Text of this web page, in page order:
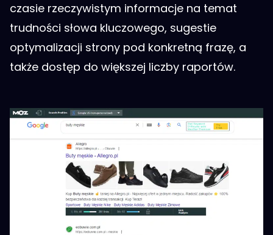
czasie rzeczywistym informacje na temat
trudności słowa kluczowego, sugestie
optymalizacji strony pod konkretną frazę, a
także dostęp do większej liczby raportów.